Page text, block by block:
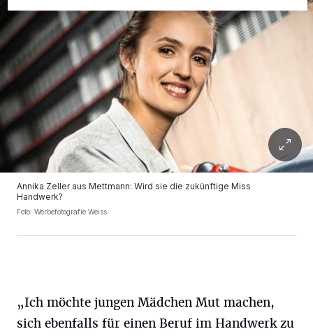
Annika Zeller aus Mettmann: Wird sie die zukünftige Miss
Handwerk?
Foto: Werbefotografie Weiss
„Ich möchte jungen Mädchen Mut machen,
sich ebenfalls für einen Beruf im Handwerk zu